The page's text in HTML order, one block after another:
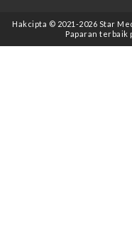
Hakcipta © 2021 -2026 Star
Paparan terbaik